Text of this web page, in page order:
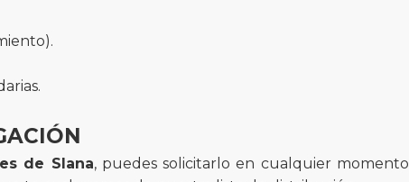
de Slana, puedes solicitarlo en cualquier momento